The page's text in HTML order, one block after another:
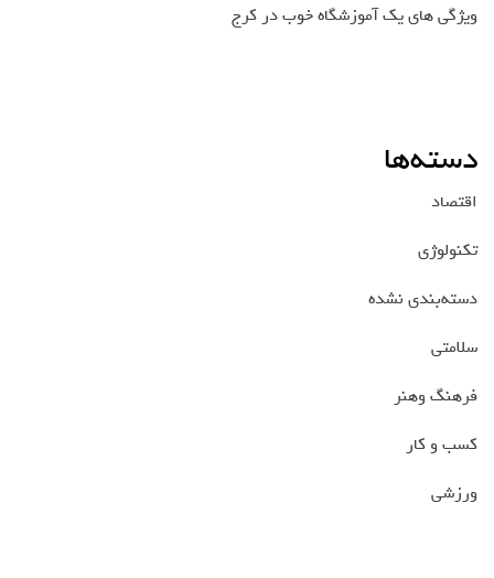
ویژگی های یک آموزشگاه خوب در کرج
دسته‌ها
اقتصاد
تکنولوژی
دسته‌بندی نشده
سلامتی
فرهنگ وهنر
کسب و کار
ورزشی